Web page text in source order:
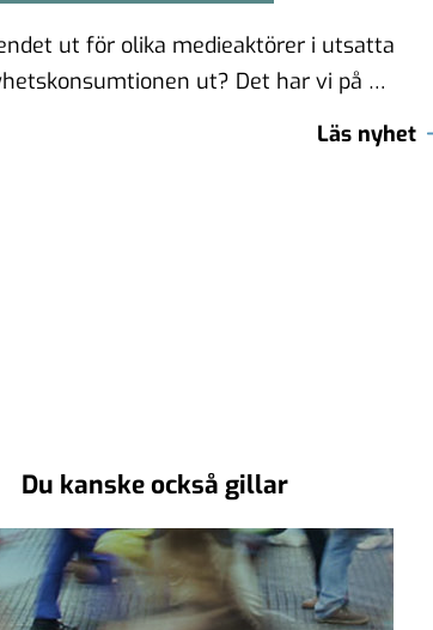
ut för olika medieaktörer i utsatta
ut? Det har vi på …
Läs nyhet
Du kanske också gillar